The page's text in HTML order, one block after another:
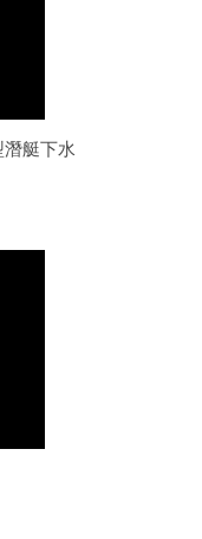
艇下水